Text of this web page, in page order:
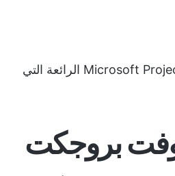
ولكن لحسن الحظ، نحن في قرن جديد، وهناك الكثير من بدائل Microsoft Project الرائعة التي